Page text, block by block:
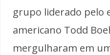
grupo liderado pelo
americano Todd
mergulharam em